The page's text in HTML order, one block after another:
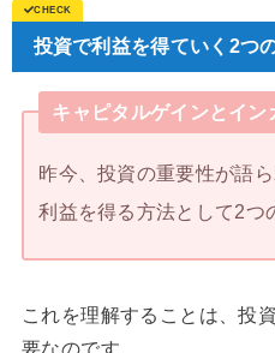
投資で利益を得ていく2つ
キャピタルゲインとイン
昨今、投資の重要性が語
利益を得る方法として2つ
これを理解することは、投